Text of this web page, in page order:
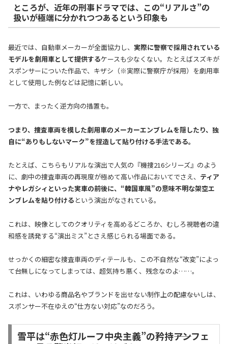
ところが、近年の刑事ドラマでは、この“リアルさ”の
扱いが極端に分かれつつあるという印象も
最近では、自動車メーカーが全面協力し、 実際に警察で採用されている
モデルを劇用車として提供するケースも少なくない。たとえばスズキが
スポンサーについた作品で、キザシ（※実際に警察庁が採用）を劇用車
として使用した例などは記憶に新しい。
一方で、まったく逆方向の措置も。
つまり、捜査車両を模した劇用車のメーカーエンブレムを隠したり、独
自に“ありもしないマーク”を捏造して貼り付ける手法である。
たとえば、こちらもリアルな演出で人気の『機捜216シリーズ』のよう
に、劇中の捜査車両の再現度が極めて高い作品においてでさえ、 ティア
ナやレガシィといった実車の前後に、“韓国車風”の意味不明な架空エ
ンブレムを貼り付ける という演出がなされている。
これは、映像としてのクオリティを高めるどころか、むしろ視聴者の違
和感を誘発する“演出ミス”とさえ感じられる場面である。
せっかくの細密な捜査車両のディテールも、この不自然な“改変”によっ
て台無しになってしまっては、超気持ち悪く、残念なのよ……。
これは、いわゆる商品名やブランドを出せない制作上の配慮――ないしは、
スポンサー不在ゆえの“仕方ない対応”なのだろう。
雪平は“赤色灯ルーフ中央主義”の矜持――アンフェ